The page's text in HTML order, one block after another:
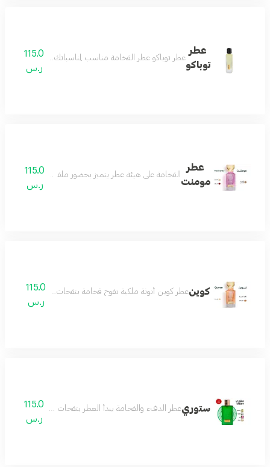
عطر
توباكو
عطر توباكو عطر الفخامة مناسب لمناسباتك الفخمة يثبت
115.0
ر.س
عطر
مومنت
الفخامة على هيئة عطر يتميز بحضور ملفت وفوحان طاغي
115.0
ر.س
كوينعطر كوين أنوثة ملكية تفوح فخامة بنفحات راقية تجمع بين
115.0
ر.س
ستوريعطر الدفء والفخامة يبدأ العطر بنفحات اللوز الدافئ
115.0
ر.س